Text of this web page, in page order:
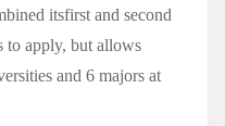
itsfirst and second
to apply, but allows
and 6 majors at